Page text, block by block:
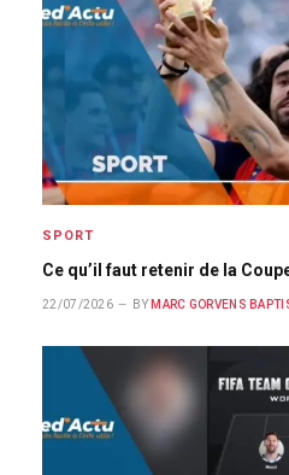
SPORT
Ce qu’il faut retenir de la
22/07/2026 BY MARC GORVENS